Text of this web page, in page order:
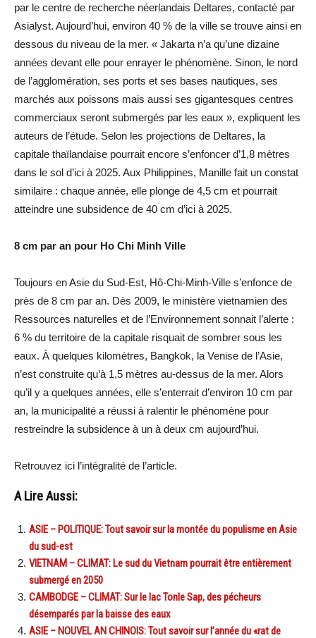
par le centre de recherche néerlandais Deltares, contacté par
Asialyst. Aujourd’hui, environ 40 % de la ville se trouve ainsi en
dessous du niveau de la mer. « Jakarta n’a qu’une dizaine
années devant elle pour enrayer le phénomène. Sinon, le nord
de l’agglomération, ses ports et ses bases nautiques, ses
marchés aux poissons mais aussi ses gigantesques centres
commerciaux seront submergés par les eaux », expliquent les
auteurs de l’étude. Selon les projections de Deltares, la
capitale thaïlandaise pourrait encore s’enfoncer d’1,8 mètres
dans le sol d’ici à 2025. Aux Philippines, Manille fait un constat
similaire : chaque année, elle plonge de 4,5 cm et pourrait
atteindre une subsidence de 40 cm d’ici à 2025.
8 cm par an pour Ho Chi Minh Ville
Toujours en Asie du Sud-Est, Hô-Chi-Minh-Ville s’enfonce de
près de 8 cm par an. Dès 2009, le ministère vietnamien des
Ressources naturelles et de l’Environnement sonnait l’alerte :
6 % du territoire de la capitale risquait de sombrer sous les
eaux. À quelques kilomètres, Bangkok, la Venise de l’Asie,
n’est construite qu’à 1,5 mètres au-dessus de la mer. Alors
qu’il y a quelques années, elle s’enterrait d’environ 10 cm par
an, la municipalité a réussi à ralentir le phénomène pour
restreindre la subsidence à un à deux cm aujourd’hui.
Retrouvez ici l’intégralité de l’article.
A Lire Aussi:
ASIE – POLITIQUE: Tout savoir sur la montée du populisme en Asie
du sud-est
VIETNAM – CLIMAT: Le sud du Vietnam pourrait être entièrement
submergé en 2050
CAMBODGE – CLIMAT: Sur le lac Tonle Sap, des pécheurs
désemparés par la baisse des eaux
ASIE – NOUVEL AN CHINOIS: Tout savoir sur l’année du «rat de